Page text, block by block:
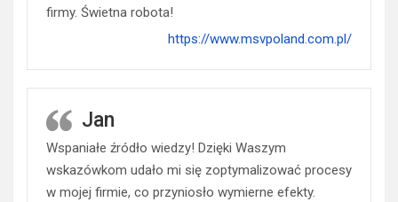
firmy. Świetna robota!
https://www.msvpoland.com.pl/
Jan
Wspaniałe źródło wiedzy! Dzięki Waszym
wskazówkom udało mi się zoptymalizować procesy
w mojej firmie, co przyniosło wymierne efekty.